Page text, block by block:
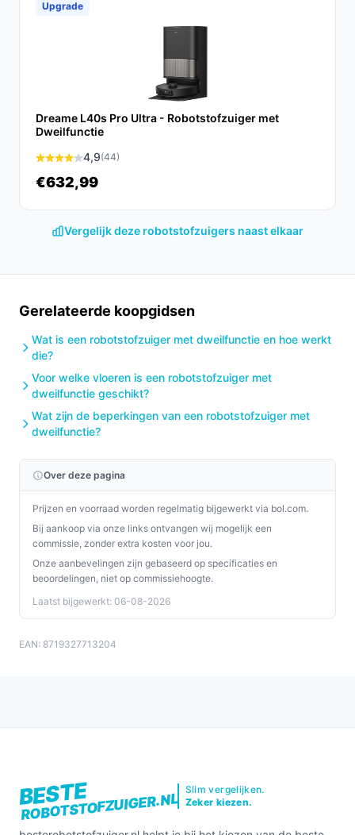
De CleanDays D2-007 Robotstofzuiger met dweilfunctie
is een uitstekende keuze voor iedereen die op zoek is
krachtige prestaties en slimme functies, haal je het
meeste uit je schoonmaakroutine.
Ontdek alle specificaties en vergelijk prijzen op
besterobotstofzuiger.nl. Kies bewust wat perfect past
bij jouw behoeften!
Upgrade
Dreame L40s Pro Ultra - Robotstofzuiger met
Dweilfunctie
4,9(44)
€632,99
Vergelijk deze robotstofzuigers naast elkaar
Gerelateerde koopgidsen
Wat is een robotstofzuiger met dweilfunctie en hoe werkt
die?
Voor welke vloeren is een robotstofzuiger met
dweilfunctie geschikt?
Wat zijn de beperkingen van een robotstofzuiger met
dweilfunctie?
Over deze pagina
Prijzen en voorraad worden regelmatig bijgewerkt via bol.com.
Bij aankoop via onze links ontvangen wij mogelijk een
commissie, zonder extra kosten voor jou.
Onze aanbevelingen zijn gebaseerd op specificaties en
beoordelingen, niet op commissiehoogte.
Laatst bijgewerkt: 06-08-2026
EAN: 8719327713204
BESTE
ROBOTSTOFZUIGER.NL
Slim vergelijken.
Zeker kiezen.